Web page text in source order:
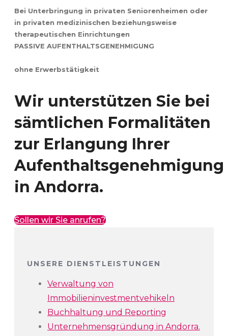
Bei Unterbringung in privaten Seniorenheimen oder
in privaten medizinischen beziehungsweise
therapeutischen Einrichtungen
PASSIVE AUFENTHALTSGENEHMIGUNG
ohne Erwerbstätigkeit
Wir unterstützen Sie bei
sämtlichen Formalitäten
zur Erlangung Ihrer
Aufenthaltsgenehmigung
in Andorra.
Sollen wir Sie anrufen?
UNSERE DIENSTLEISTUNGEN
Verwaltung von
Immobilieninvestmentvehikeln
Buchhaltung und Reporting
Unternehmensgründung in Andorra.